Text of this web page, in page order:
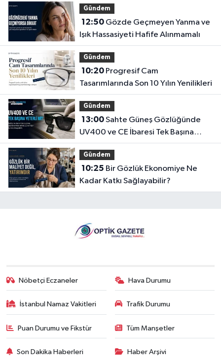
Gündem
12:50Gözde Geçmeyen Yanma ve
Işık Hassasiyeti Hafife Alınmamalı
Gündem
10:20Progresif Cam
Tasarımlarında Son 10 Yılın Yenilikleri
Gündem
13:00Sahte Güneş Gözlüğünde
UV400 ve CE İbaresi Tek Başına
Yeterli mi?
Gündem
10:25
Kadar Katkı Sağlayabilir?
Nöbetçi Eczaneler Hava Durumu
İstanbul Namaz Vakitleri Trafik Durumu
Puan Durumu ve Fikstür Tüm Manşetler
Son Dakika Haberleri Haber Arşivi